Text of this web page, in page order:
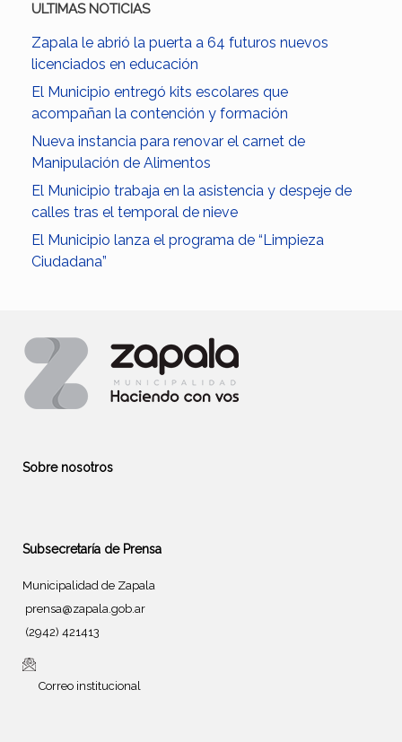
ULTIMAS NOTICIAS
Zapala le abrió la puerta a 64 futuros nuevos
licenciados en educación
El Municipio entregó kits escolares que
acompañan la contención y formación
Nueva instancia para renovar el carnet de
Manipulación de Alimentos
El Municipio trabaja en la asistencia y despeje de
calles tras el temporal de nieve
El Municipio lanza el programa de “Limpieza
Ciudadana”
Sobre nosotros
Subsecretaría de Prensa
Municipalidad de Zapala
prensa@zapala.gob.ar
(2942) 421413
Correo institucional